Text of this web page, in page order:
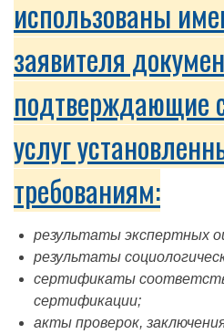
использованы
заявителя
подтверждающие
услуг
требованиям:
результаты экспертных
результаты
сертификаты
сертификации;
акты проверок,